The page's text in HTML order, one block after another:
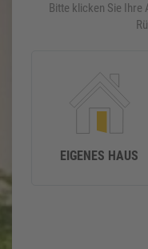
Bitte klicken Sie Ihre
EIGENES HAUS